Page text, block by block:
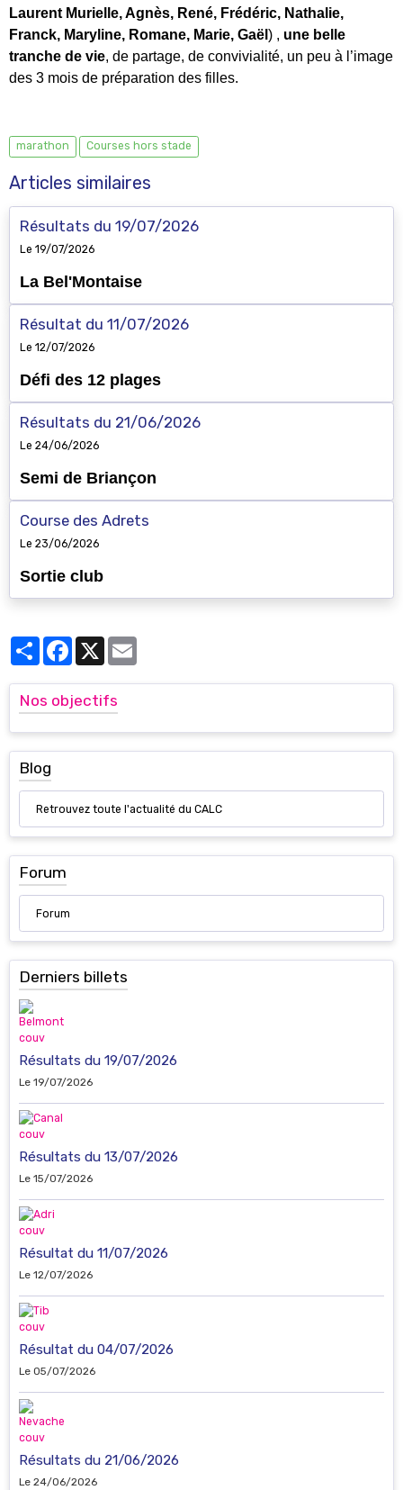
Laurent Murielle, Agnès, René, Frédéric, Nathalie,
Franck, Maryline, Romane, Marie, Gaël ) , une belle
tranche de vie, de partage, de convivialité, un peu à l’image
des 3 mois de préparation des filles.
marathon Courses hors stade
Articles similaires
Résultats du 19/07/2026
Le 19/07/2026
La Bel'Montaise
Résultat du 11/07/2026
Le 12/07/2026
Défi des 12 plages
Résultats du 21/06/2026
Le 24/06/2026
Semi de Briançon
Course des Adrets
Le 23/06/2026
Sortie club
PartagerFacebook
Nos objectifs
Blog
Retrouvez toute l'actualité du CALC
Forum
Forum
Derniers billets
Résultats du 19/07/2026
Le 19/07/2026
Résultats du 13/07/2026
Le 15/07/2026
Résultat du 11/07/2026
Le 12/07/2026
Résultat du 04/07/2026
Le 05/07/2026
Résultats du 21/06/2026
Le 24/06/2026